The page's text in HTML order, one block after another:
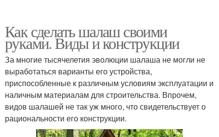
Как сделать шалаш своими
руками. Виды и конструкции
За многие тысячелетия эволюции шалаша не могли не
выработаться варианты его устройства,
приспособленные к различным условиям эксплуатации и
наличным материалам для строительства. Впрочем,
видов шалашей не так уж много, что свидетельствует о
рациональности его конструкции.